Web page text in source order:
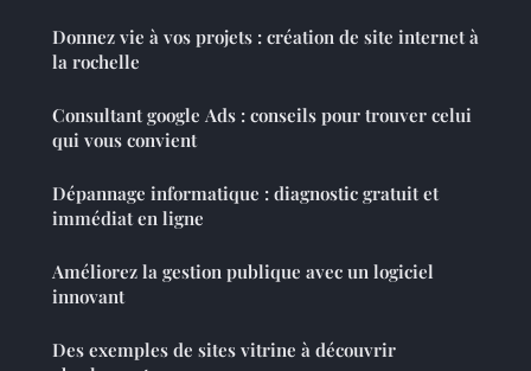
Donnez vie à vos projets : création de site internet à
la rochelle
Consultant google Ads : conseils pour trouver celui
qui vous convient
Dépannage informatique : diagnostic gratuit et
immédiat en ligne
Améliorez la gestion publique avec un logiciel
innovant
Des exemples de sites vitrine à découvrir